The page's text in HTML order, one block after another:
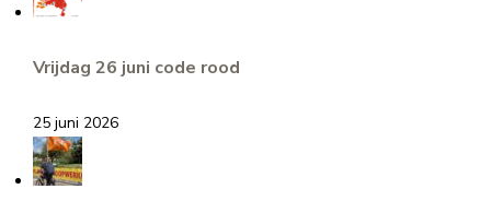
Vrijdag 26 juni code rood
25 juni 2026